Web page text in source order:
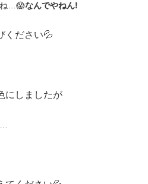
ね…😱なんでやねん!
ください💦
にしましたが